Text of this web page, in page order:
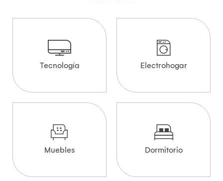
Tecnología Electrohogar
Muebles Dormitorio